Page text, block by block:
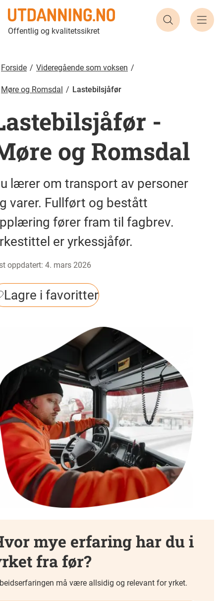
Offentlig og kvalitetssikret
Søk etter
Forside Videregående som voksen
Møre og Romsdal Lastebilsjåfør
-
og Romsdal
lærer om transport av personer
varer. Fullført og bestått
fører fram til fagbrev.
er yrkessjåfør.
oppdatert: 4. mars 2026
Lagre i favoritter
mye erfaring har du i
fra før?
må være allsidig og relevant for yrket.